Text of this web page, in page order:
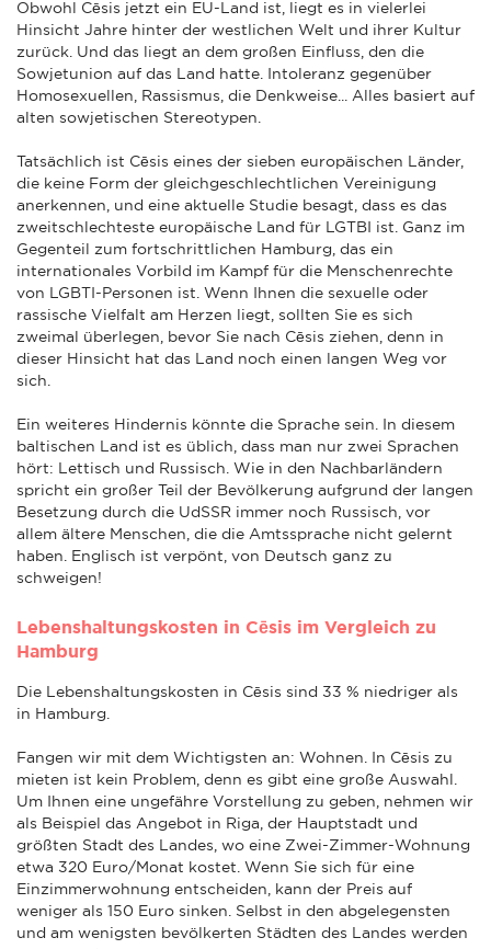
Obwohl Cēsis jetzt ein EU-Land ist, liegt es in vielerlei
Hinsicht Jahre hinter der westlichen Welt und ihrer Kultur
zurück. Und das liegt an dem großen Einfluss, den die
Sowjetunion auf das Land hatte. Intoleranz gegenüber
Homosexuellen, Rassismus, die Denkweise... Alles basiert auf
alten sowjetischen Stereotypen.
Tatsächlich ist Cēsis eines der sieben europäischen Länder,
die keine Form der gleichgeschlechtlichen Vereinigung
anerkennen, und eine aktuelle Studie besagt, dass es das
zweitschlechteste europäische Land für LGTBI ist. Ganz im
Gegenteil zum fortschrittlichen Hamburg, das ein
internationales Vorbild im Kampf für die Menschenrechte
von LGBTI-Personen ist. Wenn Ihnen die sexuelle oder
rassische Vielfalt am Herzen liegt, sollten Sie es sich
zweimal überlegen, bevor Sie nach Cēsis ziehen, denn in
dieser Hinsicht hat das Land noch einen langen Weg vor
sich.
Ein weiteres Hindernis könnte die Sprache sein. In diesem
baltischen Land ist es üblich, dass man nur zwei Sprachen
hört: Lettisch und Russisch. Wie in den Nachbarländern
spricht ein großer Teil der Bevölkerung aufgrund der langen
Besetzung durch die UdSSR immer noch Russisch, vor
allem ältere Menschen, die die Amtssprache nicht gelernt
haben. Englisch ist verpönt, von Deutsch ganz zu
schweigen!
Lebenshaltungskosten in Cēsis im Vergleich zu
Hamburg
Die Lebenshaltungskosten in Cēsis sind 33 % niedriger als
in Hamburg.
Fangen wir mit dem Wichtigsten an: Wohnen. In Cēsis zu
mieten ist kein Problem, denn es gibt eine große Auswahl.
Um Ihnen eine ungefähre Vorstellung zu geben, nehmen wir
als Beispiel das Angebot in Riga, der Hauptstadt und
größten Stadt des Landes, wo eine Zwei-Zimmer-Wohnung
etwa 320 Euro/Monat kostet. Wenn Sie sich für eine
Einzimmerwohnung entscheiden, kann der Preis auf
weniger als 150 Euro sinken. Selbst in den abgelegensten
und am wenigsten bevölkerten Städten des Landes werden